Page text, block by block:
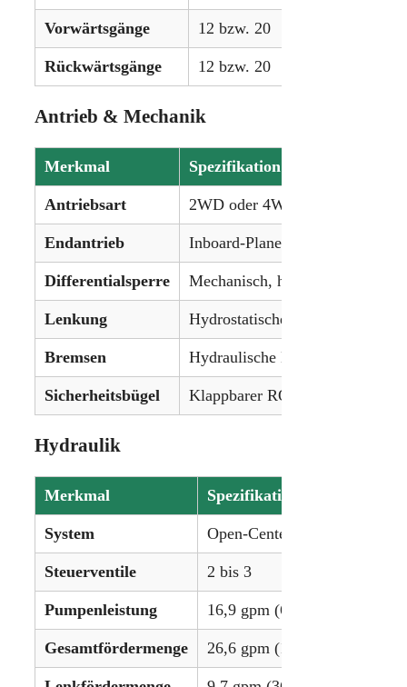
Vorwärtsgänge 12 bzw. 20
Rückwärtsgänge 12 bzw. 20
Antrieb & Mechanik
Merkmal Spezifikation
Antriebsart 2WD oder 4WD (MFWD)
Endantrieb Inboard-Planetengetriebe
Differentialsperre Mechanisch, hinten
Lenkung Hydrostatische Servolenkung
Bremsen Hydraulische
Sicherheitsbügel Klappbarer ROPS, Kabine
Hydraulik
Merkmal Spezifikation
System Open-Center-Hydraulik
Steuerventile 2 bis 3
Pumpenleistung 16,9 gpm (64,0 lpm)
Gesamtfördermenge 26,6 gpm (100,7 lpm)